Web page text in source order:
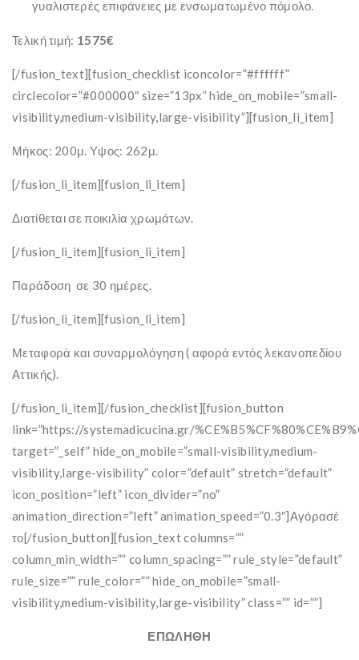
γυαλιστερές επιφάνειες με ενσωματωμένο πόμολο.
Τελική τιμή: 1575€
[/fusion_text][fusion_checklist iconcolor=”#ffffff”
circlecolor=”#000000″ size=”13px” hide_on_mobile=”small-
visibility,medium-visibility,large-visibility”][fusion_li_item]
Μήκος: 200μ. Υψος: 262μ.
[/fusion_li_item][fusion_li_item]
Διατίθεται σε ποικιλία χρωμάτων.
[/fusion_li_item][fusion_li_item]
Παράδοση σε 30 ημέρες.
[/fusion_li_item][fusion_li_item]
Μεταφορά και συναρμολόγηση ( αφορά εντός λεκανοπεδίου
Αττικής).
[/fusion_li_item][/fusion_checklist][fusion_button
link=”https://systemadicucina.gr/
target=”_self” hide_on_mobile=”small-visibility,medium-
visibility,large-visibility” color=”default” stretch=”default”
icon_position=”left” icon_divider=”no”
animation_direction=”left” animation_speed=”0.3″]Αγόρασέ
το[/fusion_button][fusion_text columns=””
column_min_width=”” column_spacing=”” rule_style=”default”
rule_size=”” rule_color=”” hide_on_mobile=”small-
visibility,medium-visibility,large-visibility” class=”” id=””]
ΕΠΩΛΗΘΗ